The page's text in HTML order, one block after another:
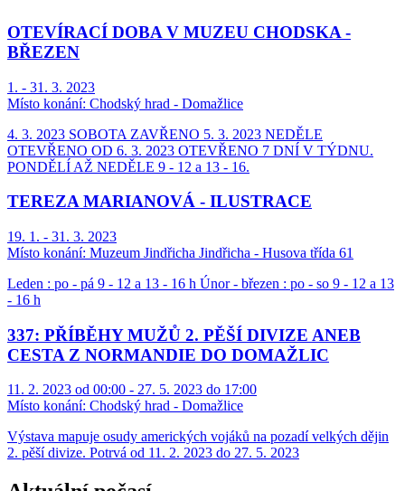
OTEVÍRACÍ DOBA V MUZEU CHODSKA -
BŘEZEN
1. - 31. 3. 2023
Místo konání: Chodský hrad - Domažlice
4. 3. 2023 SOBOTA ZAVŘENO 5. 3. 2023 NEDĚLE
OTEVŘENO OD 6. 3. 2023 OTEVŘENO 7 DNÍ V TÝDNU.
PONDĚLÍ AŽ NEDĚLE 9 - 12 a 13 - 16.
TEREZA MARIANOVÁ - ILUSTRACE
19. 1. - 31. 3. 2023
Místo konání: Muzeum Jindřicha Jindřicha - Husova třída 61
Leden : po - pá 9 - 12 a 13 - 16 h Únor - březen : po - so 9 - 12 a 13
- 16 h
337: PŘÍBĚHY MUŽŮ 2. PĚŠÍ DIVIZE ANEB
CESTA Z NORMANDIE DO DOMAŽLIC
11. 2. 2023 od 00:00 - 27. 5. 2023 do 17:00
Místo konání: Chodský hrad - Domažlice
Výstava mapuje osudy amerických vojáků na pozadí velkých dějin
2. pěší divize. Potrvá od 11. 2. 2023 do 27. 5. 2023